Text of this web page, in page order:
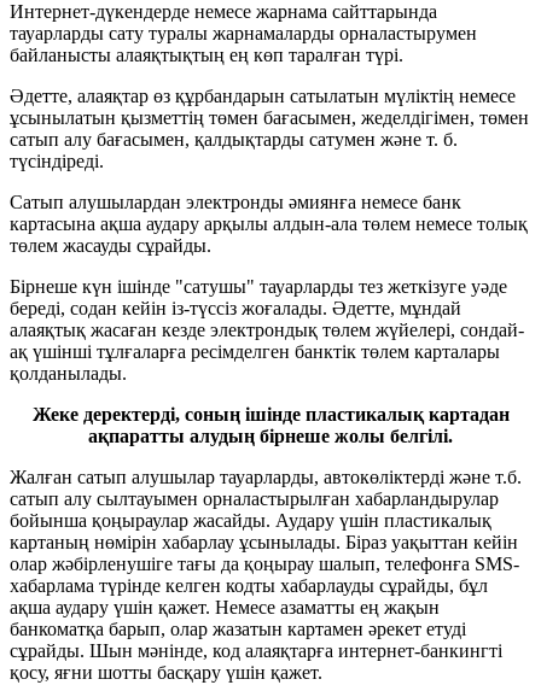
Интернет-дүкендерде немесе жарнама сайттарында
тауарларды сату туралы жарнамаларды орналастырумен
байланысты алаяқтықтың ең көп таралған түрі.
Әдетте, алаяқтар өз құрбандарын сатылатын мүліктің немесе
ұсынылатын қызметтің төмен бағасымен, жеделдігімен, төмен
сатып алу бағасымен, қалдықтарды сатумен және т. б.
түсіндіреді.
Сатып алушылардан электронды әмиянға немесе банк
картасына ақша аудару арқылы алдын-ала төлем немесе толық
төлем жасауды сұрайды.
Бірнеше күн ішінде "сатушы" тауарларды тез жеткізуге уәде
береді, содан кейін із-түссіз жоғалады. Әдетте, мұндай
алаяқтық жасаған кезде электрондық төлем жүйелері, сондай-
ақ үшінші тұлғаларға ресімделген банктік төлем карталары
қолданылады.
Жеке деректерді, соның ішінде пластикалық картадан
ақпаратты алудың бірнеше жолы белгілі.
Жалған сатып алушылар тауарларды, автокөліктерді және т.б.
сатып алу сылтауымен орналастырылған хабарландырулар
бойынша қоңыраулар жасайды. Аудару үшін пластикалық
картаның нөмірін хабарлау ұсынылады. Біраз уақыттан кейін
олар жәбірленушіге тағы да қоңырау шалып, телефонға SMS-
хабарлама түрінде келген кодты хабарлауды сұрайды, бұл
ақша аудару үшін қажет. Немесе азаматты ең жақын
банкоматқа барып, олар жазатын картамен әрекет етуді
сұрайды. Шын мәнінде, код алаяқтарға интернет-банкингті
қосу, яғни шотты басқару үшін қажет.